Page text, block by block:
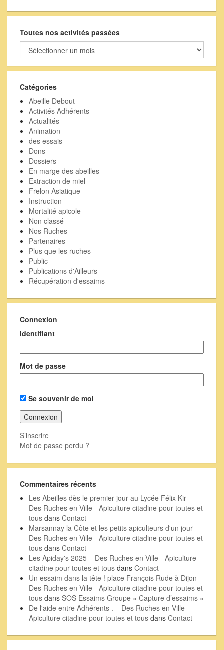
Toutes nos activités passées
Toutes
nos
activités
Catégories
Abeille Debout
Activités Adhérents
Actualités
Animation
des essais
Dons
Dossiers
En marge des abeilles
Extraction de miel
Frelon Asiatique
Instruction
Mortalité apicole
Non classé
Nos Ruches
Partenaires
Plus que les ruches
Public
Publications d'Ailleurs
Récupération d'essaims
Connexion
Identifiant
Mot de passe
Se souvenir de moi
S’inscrire
Mot de passe perdu ?
Commentaires récents
Les Abeilles dès le premier jour au Lycée Félix Kir –
Des Ruches en Ville - Apiculture citadine pour toutes et
tous dans Contact
Marsannay la Côte et les petits apiculteurs d'un jour –
Des Ruches en Ville - Apiculture citadine pour toutes et
tous dans Contact
Les Apiday's 2025 – Des Ruches en Ville - Apiculture
citadine pour toutes et tous dans Contact
Un essaim dans la tête ! place François Rude à Dijon –
Des Ruches en Ville - Apiculture citadine pour toutes et
tous dans SOS Essaims Groupe « Capture d’essaims »
De l'aide entre Adhérents . – Des Ruches en Ville -
Apiculture citadine pour toutes et tous dans Contact